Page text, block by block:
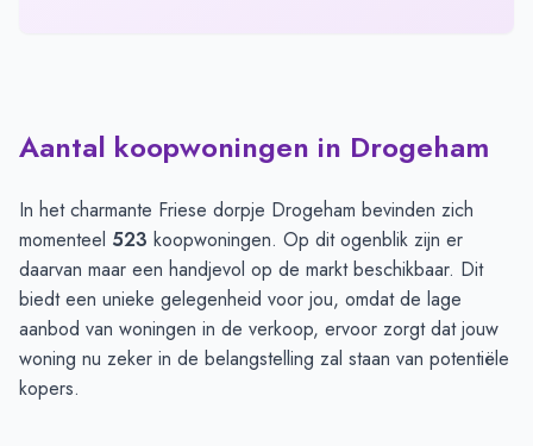
Aantal koopwoningen in Drogeham
In het charmante Friese dorpje Drogeham bevinden zich
momenteel 523 koopwoningen. Op dit ogenblik zijn er
daarvan maar een handjevol op de markt beschikbaar. Dit
biedt een unieke gelegenheid voor jou, omdat de lage
aanbod van woningen in de verkoop, ervoor zorgt dat jouw
woning nu zeker in de belangstelling zal staan van potentiële
kopers.